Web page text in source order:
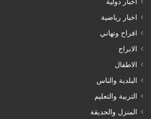
أخبار دولية
اخبار رياضية
افراح وتهاني
الابراج
الاطفال
البلدية والناس
التربية والتعليم
المنزل والحديقة